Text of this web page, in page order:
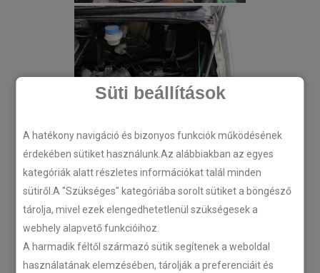
Süti beállítások
A hatékony navigáció és bizonyos funkciók működésének
érdekében sütiket használunk.Az alábbiakban az egyes
kategóriák alatt részletes információkat talál minden
sütiről.A "Szükséges" kategóriába sorolt sütiket a böngésző
tárolja, mivel ezek elengedhetetlenül szükségesek a
webhely alapvető funkcióihoz.
A harmadik féltől származó sütik segítenek a weboldal
használatának elemzésében, tárolják a preferenciáit és